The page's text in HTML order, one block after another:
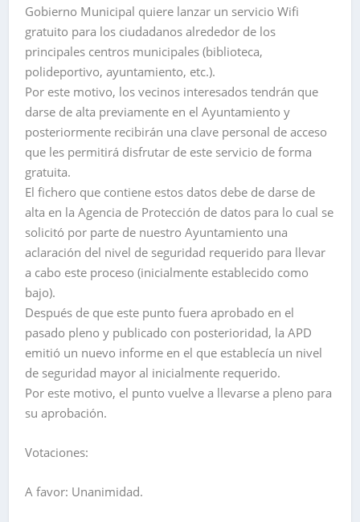
Gobierno Municipal quiere lanzar un servicio Wifi
gratuito para los ciudadanos alrededor de los
principales centros municipales (biblioteca,
polideportivo, ayuntamiento, etc.).
Por este motivo, los vecinos interesados tendrán que
darse de alta previamente en el Ayuntamiento y
posteriormente recibirán una clave personal de acceso
que les permitirá disfrutar de este servicio de forma
gratuita.
El fichero que contiene estos datos debe de darse de
alta en la Agencia de Protección de datos para lo cual se
solicitó por parte de nuestro Ayuntamiento una
aclaración del nivel de seguridad requerido para llevar
a cabo este proceso (inicialmente establecido como
bajo).
Después de que este punto fuera aprobado en el
pasado pleno y publicado con posterioridad, la APD
emitió un nuevo informe en el que establecía un nivel
de seguridad mayor al inicialmente requerido.
Por este motivo, el punto vuelve a llevarse a pleno para
su aprobación.
Votaciones:
A favor: Unanimidad.